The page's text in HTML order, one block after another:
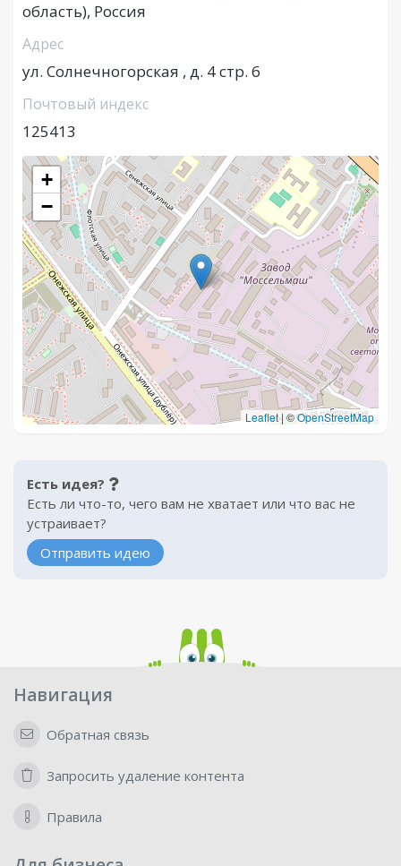
область), Россия
Адрес
ул. Солнечногорская , д. 4 стр. 6
Почтовый индекс
125413
+
−
Leaflet|©OpenStreetMap
Есть идея?
Есть ли что-то, чего вам не хватает или что вас не
устраивает?
Отправить идею
Навигация
Обратная связь
Запросить удаление контента
Правила